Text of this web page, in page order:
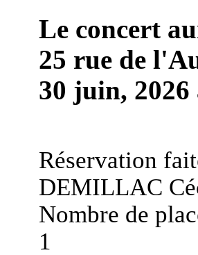
Le concert
25 rue de
30 juin, 2026
Réservation
DEMILLAC
Nombre de
1